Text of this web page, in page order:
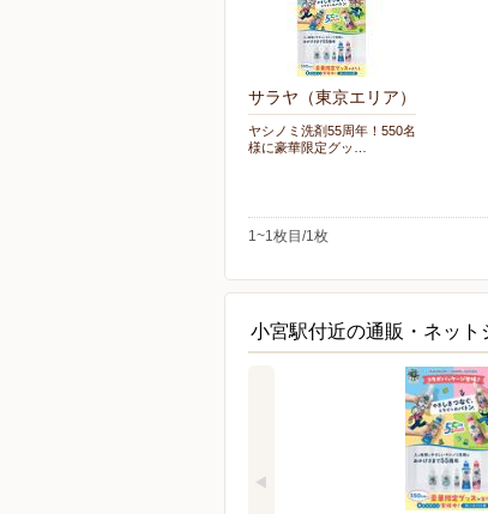
サラヤ（東京エリア）
ヤシノミ洗剤55周年！550名
様に豪華限定グッ…
1~1枚目/1枚
小宮駅付近の通販・ネット